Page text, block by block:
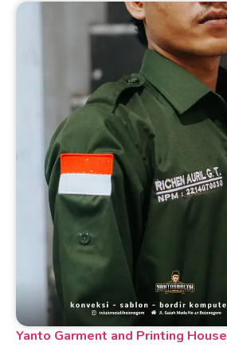
Yanto Garment and Printing House